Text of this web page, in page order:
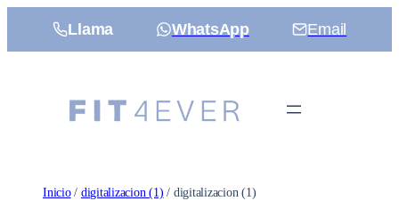
Llama WhatsApp Email
Inicio/ digitalizacion (1) / digitalizacion (1)